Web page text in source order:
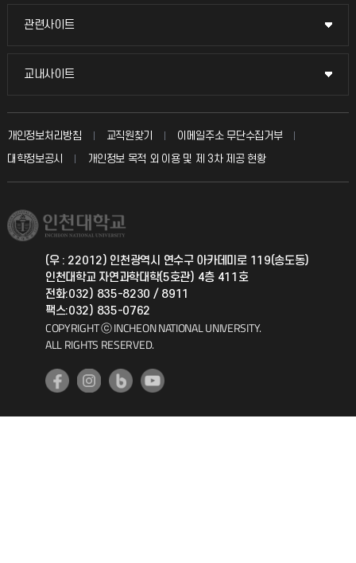
입학안내
취업정보(학생)
묻고 답하기
칭찬마당
학생서비스 지킴이
관련사이트
관련사이트
국방헬프콜
총동문회
교내사이트
교내사이트
교수회
교육혁신본부
국제지원과
공자아카데미
기초교육원
개인정보처리방침 교직원찾기
이메일주소 무단수집거부
대학정보공시
개인정보 목적 외 이용 및 제 3차 제공 현황
(우 : 22012) 인천광역시 연수구 아카데미로 119(송도동)
인천대학교 자연과학대학(5호관) 4층 411호
전화:032) 835-8230 / 8911
팩스:032) 835-0762
COPYRIGHT ⓒ INCHEON NATIONAL UNIVERSITY.
ALL RIGHTS RESERVED.